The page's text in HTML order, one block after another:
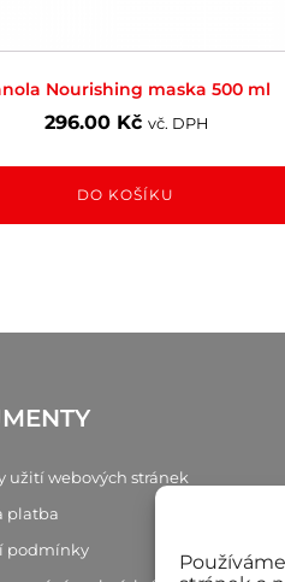
Nourishing maska 500 ml
296.00 Kč vč. DPH
DO KOŠÍKU
užití webových stránek
platba
podmínky